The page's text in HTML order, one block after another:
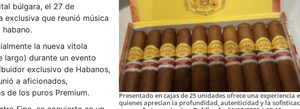
Presentado en cajas de 25 unidades ofrece una
quienes aprecian la profundidad, autenticidad y la
búlgara, el 27 de
exclusiva que reunió música
la nueva vitola
largo) durante un evento
exclusivo de Habanos,
a aficionados,
de los puros Premium.